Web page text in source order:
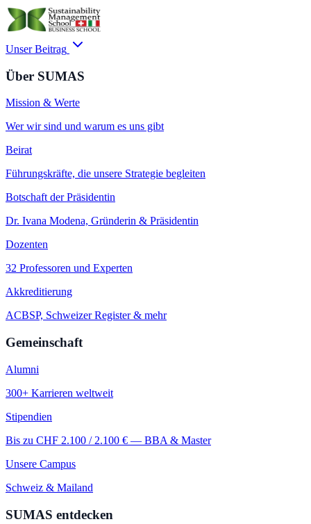
Unser Beitrag
Über SUMAS
Mission & Werte
Wer wir sind und warum es uns gibt
Beirat
Führungskräfte, die unsere Strategie begleiten
Botschaft der Präsidentin
Dr. Ivana Modena, Gründerin & Präsidentin
Dozenten
32 Professoren und Experten
Akkreditierung
ACBSP, Schweizer Register & mehr
Gemeinschaft
Alumni
300+ Karrieren weltweit
Stipendien
Bis zu CHF 2.100 / 2.100 € — BBA & Master
Unsere Campus
Schweiz & Mailand
SUMAS entdecken